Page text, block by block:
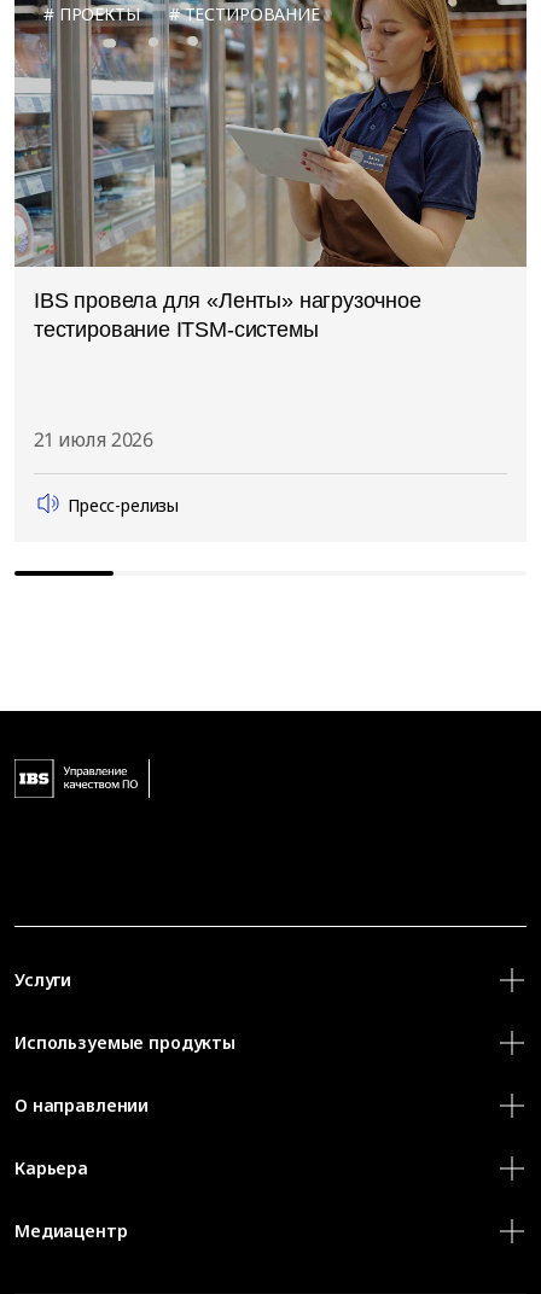
ПРОЕКТЫ ТЕСТИРОВАНИЕ
IBS провела для «Ленты» нагрузочное
тестирование ITSM-системы
21 июля 2026
Пресс-релизы
Услуги
Используемые продукты
О направлении
Карьера
Медиацентр